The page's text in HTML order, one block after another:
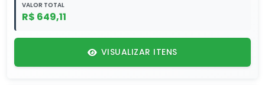
VALOR TOTAL
R$ 649,11
VISUALIZAR ITENS